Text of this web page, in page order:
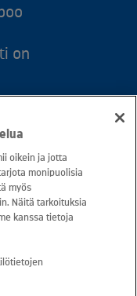
on
16
oikein ja jotta
monipuolisia
myös
Näitä tarkoituksia
kanssa tietoja